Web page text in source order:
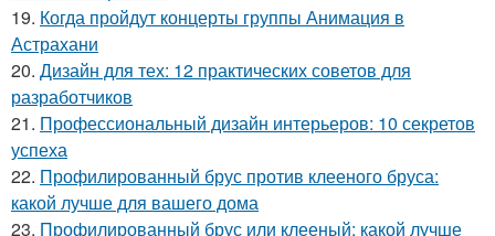
19. Когда пройдут концерты группы Анимация в
Астрахани
20. Дизайн для тех: 12 практических советов для
разработчиков
21. Профессиональный дизайн интерьеров: 10 секретов
успеха
22. Профилированный брус против клееного бруса:
какой лучше для вашего дома
23. Профилированный брус или клееный: какой лучше